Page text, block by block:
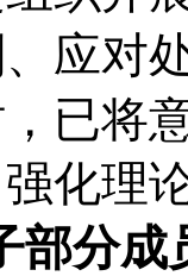
应对
已将
化理
部分